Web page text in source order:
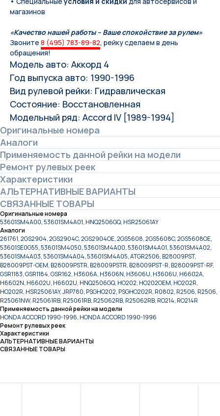
магазинов
«Качество нашей работы – Ваше спокойствие за рулем»
Звоните 8 (495) 783-89-82, рейку сделаем в день
обращения!
Модель авто: Аккорд 4
Год выпуска авто: 1990-1996
Вид рулевой рейки: Гидравлическая
Состояние: Восстановленная
Модельный ряд: Accord IV [1989-1994]
Оригинальные номера
Аналоги
Применяемость данной рейки на модели
Ремонт рулевых реек
Характеристики
АЛЬТЕРНАТИВНЫЕ ВАРИАНТЫ
СВЯЗАННЫЕ ТОВАРЫ
Оригинальные номера
53601SM4A00, 53601SM4A01, HNQ2506GQ, HSR25061AY
Аналоги
261761, 2GS2904, 2GS2904C, 2GS2904OE, 2GS5608, 2GS5608C, 2GS5608OE,
53601SE0G55, 53601SM4050, 53601SM4A00, 53601SM4A01, 53601SM4A02,
53601SM4A03, 53601SM4A04, 53601SM4A05, ATGR2506, B28009PST,
B28009PST-OEM, B28009PSTR, B28009PSTR, B28009PST-R, B28009PST-RF,
GSR1183, GSR1184, GSR162, H3606A, H3606N, H3606U, H3606U, H6602A,
H6602N, H6602U, H6602U, HNQ2506GQ, HO202, HO202OEM, HO202R,
HO202R, HSR25061AY, JRP780, PSGHO202, PSGHO202R, R0802, R2506, R2506,
R25061NW, R25061RB, R25061RB, R25062RB, R25062RB, RO214, RO214R
Применяемость данной рейки на модели
HONDA ACCORD 1990-1996, HONDA ACCORD 1990-1996
Ремонт рулевых реек
Характеристики
АЛЬТЕРНАТИВНЫЕ ВАРИАНТЫ
СВЯЗАННЫЕ ТОВАРЫ